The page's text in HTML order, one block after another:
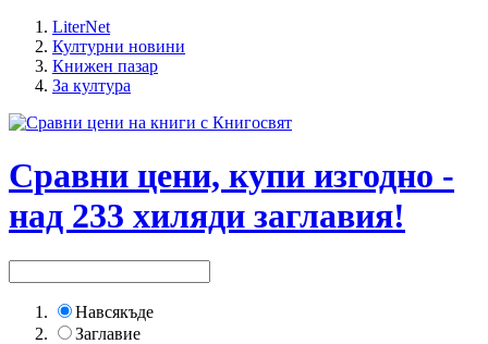
LiterNet
Културни новини
Книжен пазар
За култура
Сравни цени, купи изгодно -
над 233 хиляди заглавия!
Навсякъде
Заглавие